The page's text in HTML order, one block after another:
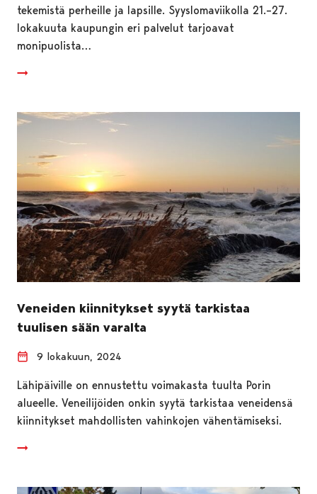
tekemistä perheille ja lapsille. Syyslomaviikolla 21.–27.
lokakuuta kaupungin eri palvelut tarjoavat
monipuolista…
Veneiden kiinnitykset syytä tarkistaa
tuulisen sään varalta
9 lokakuun, 2024
Lähipäiville on ennustettu voimakasta tuulta Porin
alueelle. Veneilijöiden onkin syytä tarkistaa veneidensä
kiinnitykset mahdollisten vahinkojen vähentämiseksi.